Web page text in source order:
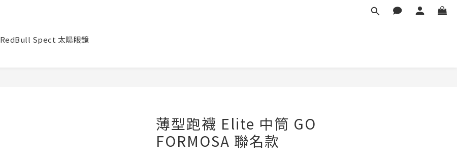
RedBull Spect 太陽眼鏡
薄型跑襪 Elite 中筒 GO
FORMOSA 聯名款